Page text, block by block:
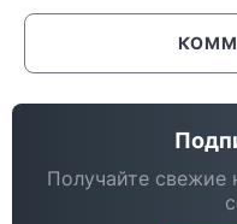
Получайте свежие